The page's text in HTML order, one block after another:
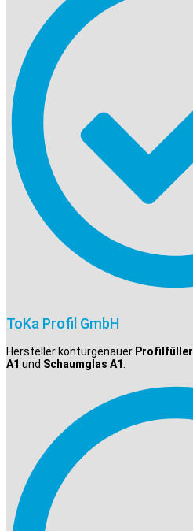
ToKa Profil GmbH
Hersteller konturgenauer Profilfüller
A1 und Schaumglas A1